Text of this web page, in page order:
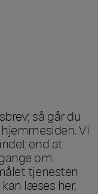
så går du
Vi
end at
om
tjenesten
kan læses her.